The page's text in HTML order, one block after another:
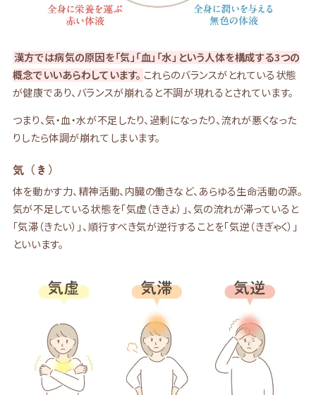
漢方では病気の原因を「気」「血」「水」という人体を構成する3つの
概念でいいあらわしています。 これらのバランスがとれている状態
が健康であり、バランスが崩れると不調が現れるとされています。
つまり、気・血・水が不足したり、過剰になったり、流れが悪くなった
りしたら体調が崩れてしまいます。
気（き）
体を動かす力、精神活動、内臓の働きなど、あらゆる生命活動の源。
気が不足している状態を「気虚（ききょ）」、気の流れが滞っていると
「気滞（きたい）」、順行すべき気が逆行することを「気逆（きぎゃく）」
といいます。